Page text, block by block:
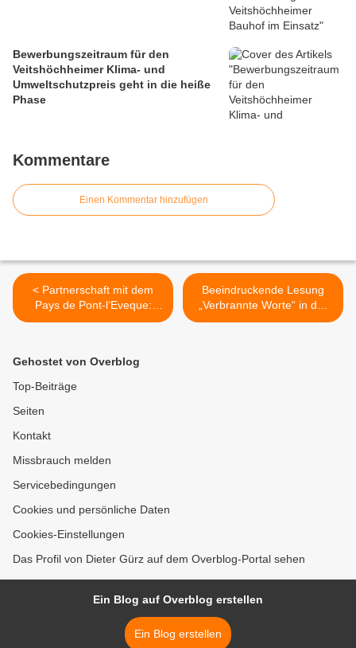
Bewerbungszeitraum für den
Veitshöchheimer Klima- und
Umweltschutzpreis geht in die heiße
Phase
Kommentare
Einen Kommentar hinzufügen
< Partnerschaft mit dem
Pays de Pont-l‘Eveque:
Veitshöchheimer
Konzert am Samstagabend
Beeindruckende Lesung
„Verbrannte Worte“ in der
Veitshöchheimer Bücherei
Gehostet von Overblog
Top-Beiträge
Seiten
Kontakt
Missbrauch melden
Servicebedingungen
Cookies und persönliche Daten
Cookies-Einstellungen
Das Profil von Dieter Gürz auf dem Overblog-Portal sehen
Ein Blog auf Overblog erstellen
Ein Blog erstellen